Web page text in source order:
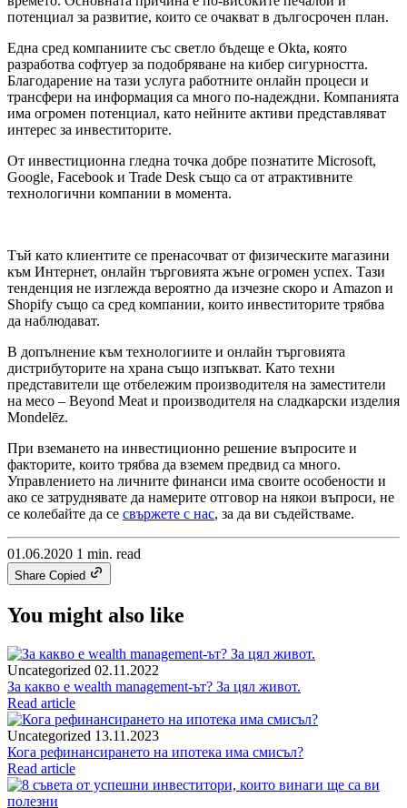
потенциал за развитие, които се очакват в дългосрочен план.
Една сред компаниите със светло бъдеще е Okta, която
разработва софтуер за подобряване на кибер сигурността.
Благодарение на тази услуга работните онлайн процеси и
трансфери на информация са много по-надеждни. Компанията
има огромен потенциал, като нейните активи представляват
интерес за инвеститорите.
От инвестиционна гледна точка добре познатите Microsoft,
Google, Facebook и Trade Desk също са от атрактивните
технологични компании в момента.
Тъй като клиентите се пренасочват от физическите магазини
към Интернет, онлайн търговията жъне огромен успех. Тази
тенденция не изглежда вероятно да изчезне скоро и Amazon и
Shopify също са сред компании, които инвеститорите трябва
да наблюдават.
В допълнение към технологиите и онлайн търговията
дистрибуторите на храна също изпъкват. Като техни
представители ще отбележим производителя на заместители
на месо – Beyond Meat и производителя на сладкарски изделия
Mondelēz.
При вземането на инвестиционно решение въпросите и
факторите, които трябва да вземем предвид са много.
Управлението на личните финанси има своите особености и
ако се затруднявате да намерите отговор на някои въпроси, не
се колебайте да се свържете с нас, за да ви съдействаме.
01.06.2020 1 min. read
Share Copied
You might also like
Uncategorized 02.11.2022
За какво е wealth management-ът? За цял живот.
Read article
Uncategorized 13.11.2023
Кога рефинансирането на ипотека има смисъл?
Read article